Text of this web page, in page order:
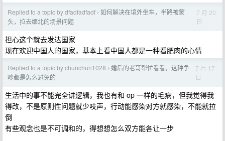
Replied to a topic by dfadfadfadf › 如何解决在境外坐车，半路被蒙
头，拉去缅北的场景问题
7 月 20
日
担心这个就去发达国家
现在欢迎中国人的国家，基本上看中国人都是一种看肥肉的心情
Replied to a topic by chunchun1028 › 婚后的老哥帮忙看看，这种争
吵都是怎么避免的
7 月 17
日
生活中的事不能完全讲逻辑，我也有和 op 一样的毛病，但我觉得我
得改，不是原则性问题就少吱声，行动能感染对方就感染，不能就拉
倒
有些观念也是不可调和的，得想想怎么双方能各让一步